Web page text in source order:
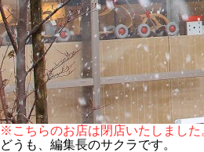
※こちらのお店は閉店いたしました
どうも、編集長のサクラです。